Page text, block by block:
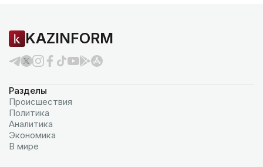
KAZINFORM
Разделы
Происшествия
Политика
Аналитика
Экономика
В мире